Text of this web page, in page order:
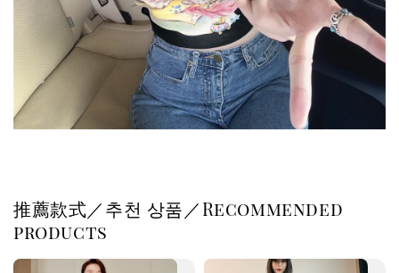
推薦款式／추천 상품／Recommended
products